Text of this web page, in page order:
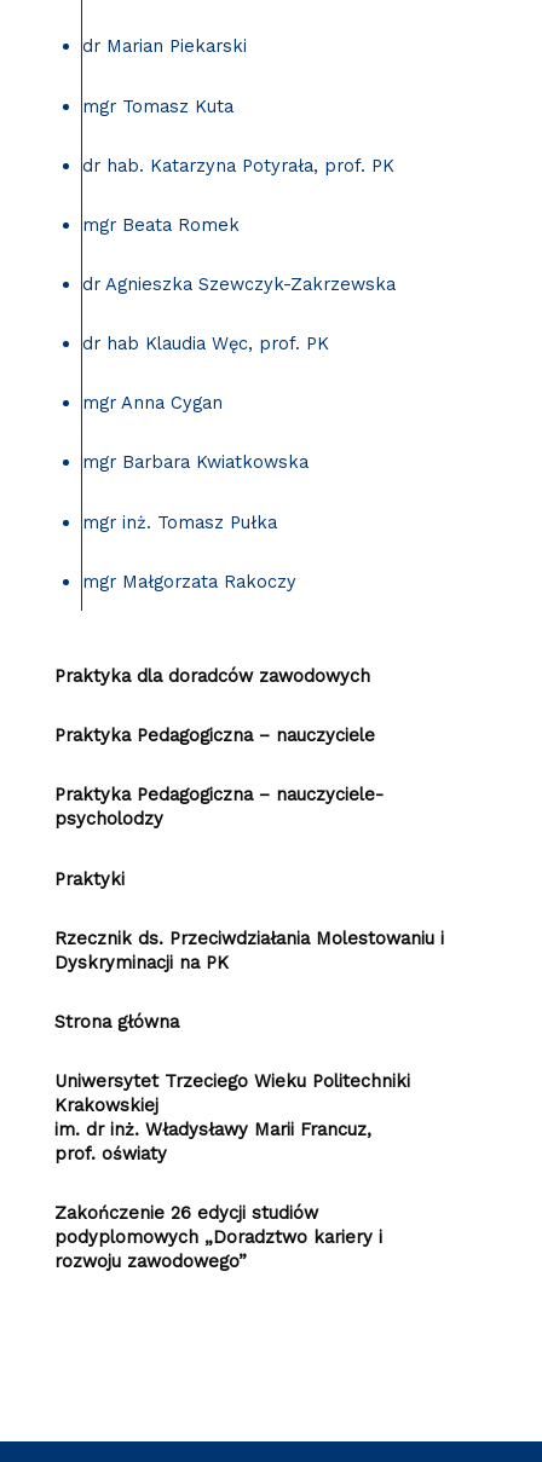
dr Marian Piekarski
mgr Tomasz Kuta
dr hab. Katarzyna Potyrała, prof. PK
mgr Beata Romek
dr Agnieszka Szewczyk-Zakrzewska
dr hab Klaudia Węc, prof. PK
mgr Anna Cygan
mgr Barbara Kwiatkowska
mgr inż. Tomasz Pułka
mgr Małgorzata Rakoczy
Praktyka dla doradców zawodowych
Praktyka Pedagogiczna – nauczyciele
Praktyka Pedagogiczna – nauczyciele-
psycholodzy
Praktyki
Rzecznik ds. Przeciwdziałania Molestowaniu i
Dyskryminacji na PK
Strona główna
Uniwersytet Trzeciego Wieku Politechniki
Krakowskiej
im. dr inż. Władysławy Marii Francuz,
prof. oświaty
Zakończenie 26 edycji studiów
podyplomowych „Doradztwo kariery i
rozwoju zawodowego”